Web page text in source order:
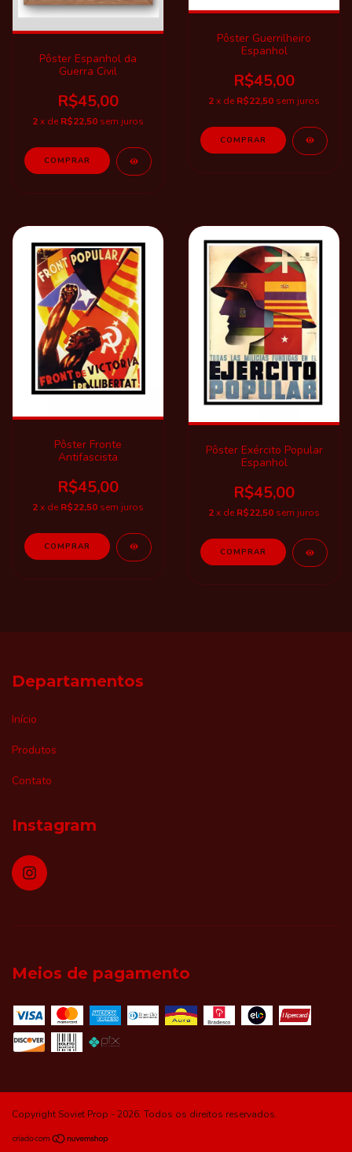
Pôster Espanhol da
Guerra Civil
R$45,00
2x de R$22,50 sem juros
COMPRAR
Pôster Guerrilheiro
Espanhol
R$45,00
2x de R$22,50 sem juros
Pôster Fronte
Antifascista
R$45,00
2x de R$22,50 sem juros
Pôster Exército Popular
Espanhol
R$45,00
2x de R$22,50 sem juros
Departamentos
Início
Produtos
Contato
Instagram
Meios de pagamento
Copyright Soviet Prop - 2026. Todos os direitos reservados.